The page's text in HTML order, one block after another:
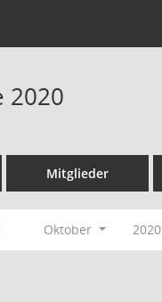
2020
Mitglieder
Oktober 2020